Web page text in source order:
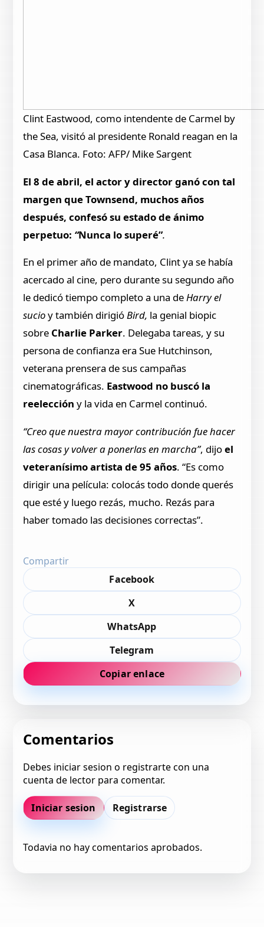
Clint Eastwood, como intendente de Carmel by
the Sea, visitó al presidente Ronald reagan en la
Casa Blanca. Foto: AFP/ Mike Sargent
El 8 de abril, el actor y director ganó con tal
margen que Townsend, muchos años
después, confesó su estado de ánimo
perpetuo: “Nunca lo superé”.
En el primer año de mandato, Clint ya se había
acercado al cine, pero durante su segundo año
le dedicó tiempo completo a una deHarry el
sucioy también dirigióBird, la genial biopic
sobre Charlie Parker. Delegaba tareas, y su
persona de confianza era Sue Hutchinson,
veterana prensera de sus campañas
cinematográficas. Eastwood no buscó la
reelección y la vida en Carmel continuó.
“Creo que nuestra mayor contribución fue hacer
las cosas y volver a ponerlas en marcha”, dijoel
veteranísimo artista de 95 años. “Es como
dirigir una película: colocás todo donde querés
que esté y luego rezás, mucho. Rezás para
haber tomado las decisiones correctas”.
Compartir
Facebook
X
WhatsApp
Telegram
Copiar enlace
Comentarios
Debes iniciar sesion o registrarte con una
cuenta de lector para comentar.
Iniciar sesion Registrarse
Todavia no hay comentarios aprobados.